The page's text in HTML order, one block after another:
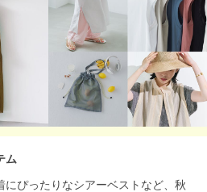
ム
ぴったりなシアーベストなど、秋